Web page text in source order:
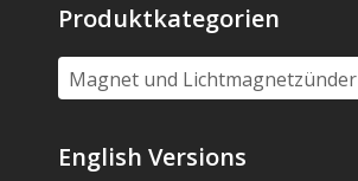
Produktkategorien
Magnet und Lichtmagnetzünder
English Versions